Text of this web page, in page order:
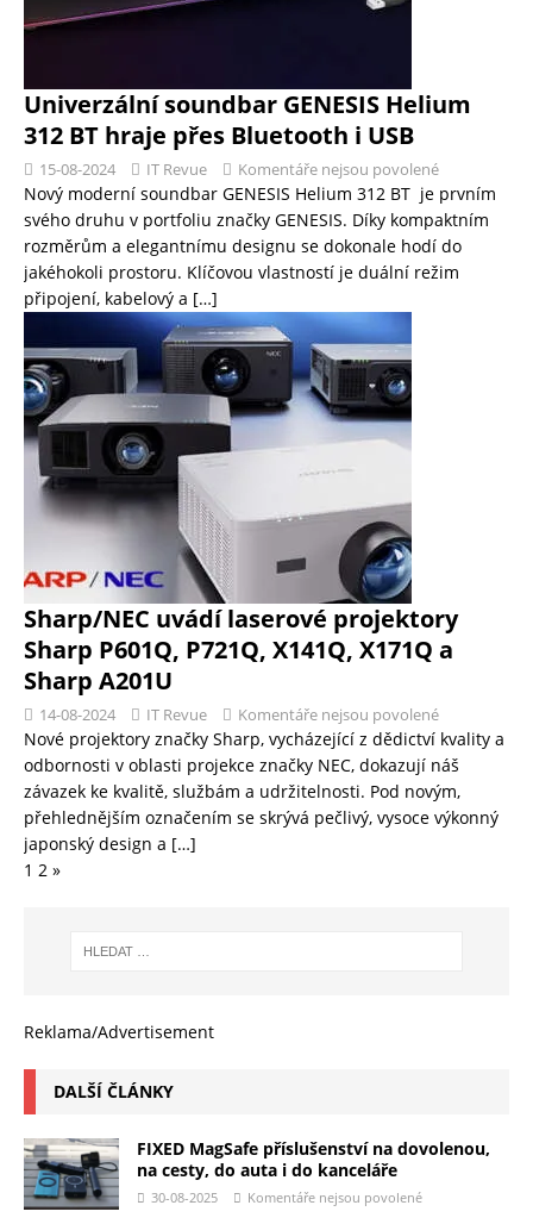
Univerzální soundbar GENESIS Helium
312 BT hraje přes Bluetooth i USB
15-08-2024 IT Revue Komentáře nejsou povolené
Nový moderní soundbar GENESIS Helium 312 BT je prvním
svého druhu v portfoliu značky GENESIS. Díky kompaktním
rozměrům a elegantnímu designu se dokonale hodí do
jakéhokoli prostoru. Klíčovou vlastností je duální režim
připojení, kabelový a […]
Sharp/NEC uvádí laserové projektory
Sharp P601Q, P721Q, X141Q, X171Q a
Sharp A201U
14-08-2024 IT Revue Komentáře nejsou povolené
Nové projektory značky Sharp, vycházející z dědictví kvality a
odbornosti v oblasti projekce značky NEC, dokazují náš
závazek ke kvalitě, službám a udržitelnosti. Pod novým,
přehlednějším označením se skrývá pečlivý, vysoce výkonný
japonský design a […]
1 2 »
Reklama/Advertisement
DALŠÍ ČLÁNKY
FIXED MagSafe příslušenství na dovolenou,
na cesty, do auta i do kanceláře
30-08-2025 Komentáře nejsou povolené